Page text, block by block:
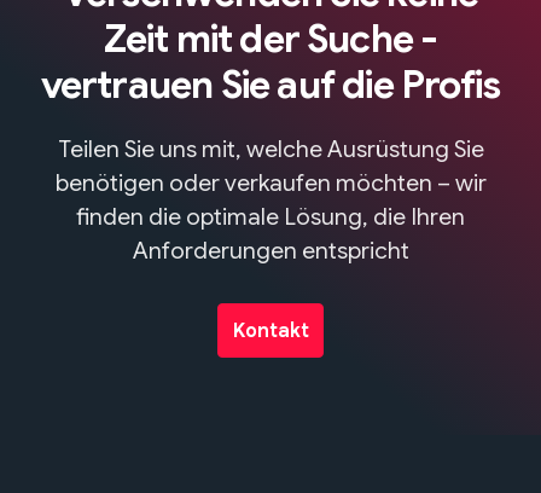
Zeit mit der Suche -
vertrauen Sie auf die Profis
Teilen Sie uns mit, welche Ausrüstung Sie
benötigen oder verkaufen möchten – wir
finden die optimale Lösung, die Ihren
Anforderungen entspricht
Kontakt